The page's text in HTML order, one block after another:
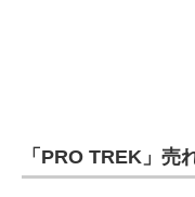
「PRO TREK」売